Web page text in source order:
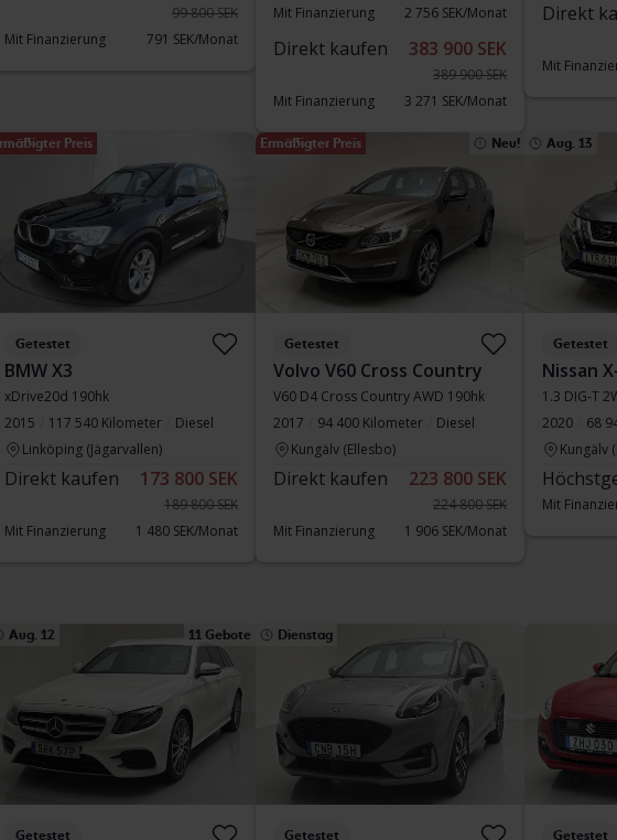
99 800 SEK
Mit Finanzierung
791 SEK/Monat
Mit Finanzierung 2 756 SEK/Monat
Direkt kaufen 383 900 SEK
389 900 SEK
Mit Finanzierung
3 271 SEK/Monat
Direkt
Mit
Preis
Getestet
BMW X3
xDrive20d 190hk
2015
117 540 Kilometer
Diesel
Linköping (Jägarvallen)
Direkt kaufen 173 800 SEK
189 800 SEK
Mit Finanzierung
1 480 SEK/Monat
Ermäßigter Preis Neu!
Getestet
Volvo V60 Cross Country
V60 D4 Cross Country AWD 190hk
2017
94 400 Kilometer
Diesel
Kungälv (Ellesbo)
Direkt kaufen 223 800 SEK
224 800 SEK
Mit Finanzierung
1 906 SEK/Monat
Aug. 13
Getestet
Nissan
1.3 DIG-T
2020
68
Kungälv
Mit
Aug. 12 11 Gebote
Getestet
Dienstag
Getestet Getestet